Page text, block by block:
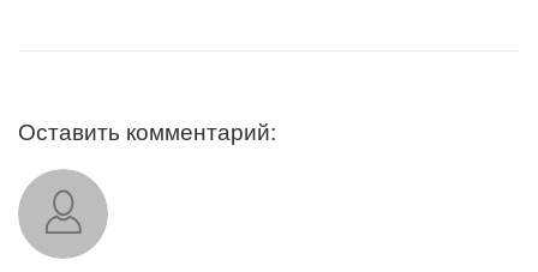
Оставить комментарий: